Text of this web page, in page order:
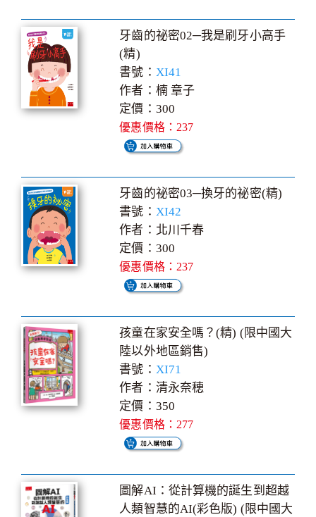
牙齒的祕密02─我是刷牙小高手
(精)
書號： XI41
作者：楠 章子
定價：300
優惠價格：237
牙齒的祕密03─換牙的祕密(精)
書號： XI42
作者：北川千春
定價：300
優惠價格：237
孩童在家安全嗎？(精) (限中國大
陸以外地區銷售)
書號： XI71
作者：清永奈穂
定價：350
優惠價格：277
圖解AI：從計算機的誕生到超越
人類智慧的AI(彩色版) (限中國大